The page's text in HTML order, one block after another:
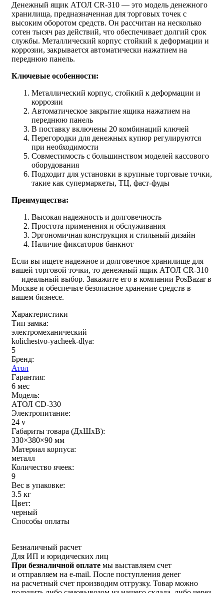
Денежный ящик АТОЛ CR-310 — это модель денежного
хранилища, предназначенная для торговых точек с
высоким оборотом средств. Он рассчитан на несколько
сотен тысяч раз действий, что обеспечивает долгий срок
службы. Металлический корпус стойкий к деформации и
коррозии, закрывается автоматически нажатием на
переднюю панель.
Ключевые особенности:
Металлический корпус, стойкий к деформации и
коррозии
Автоматическое закрытие ящика нажатием на
переднюю панель
В поставку включены 20 комбинаций ключей
Перегородки для денежных купюр регулируются
при необходимости
Совместимость с большинством моделей кассового
оборудования
Подходит для установки в крупные торговые точки,
такие как супермаркеты, ТЦ, фаст-фуды
Преимущества:
Высокая надежность и долговечность
Простота применения и обслуживания
Эргономичная конструкция и стильный дизайн
Наличие фиксаторов банкнот
Если вы ищете надежное и долговечное хранилище для
вашей торговой точки, то денежный ящик АТОЛ CR-310
— идеальный выбор. Закажите его в компании PosBazar в
Москве и обеспечьте безопасное хранение средств в
вашем бизнесе.
Характеристики
Тип замка:
электромеханический
kolichestvo-yacheek-dlya:
5
Бренд:
Атол
Гарантия:
6 мес
Модель:
АТОЛ CD-330
Электропитание:
24 v
Габариты товара (ДxШxВ):
330×380×90 мм
Материал корпуса:
металл
Количество ячеек:
9
Вес в упаковке:
3.5 кг
Цвет:
черный
Способы оплаты
Безналичный расчет
Для ИП и юридических лиц
При безналичной оплате мы выставляем счет
и отправляем на e-mail. После поступления денег
на расчетный счет производим отгрузку. Товар можно